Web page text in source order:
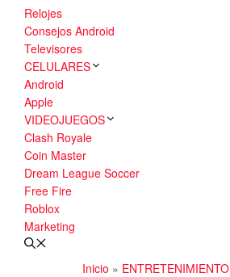
Relojes
Consejos Android
Televisores
CELULARES
Android
Apple
VIDEOJUEGOS
Clash Royale
Coin Master
Dream League Soccer
Free Fire
Roblox
Marketing
Inicio » ENTRETENIMIENTO